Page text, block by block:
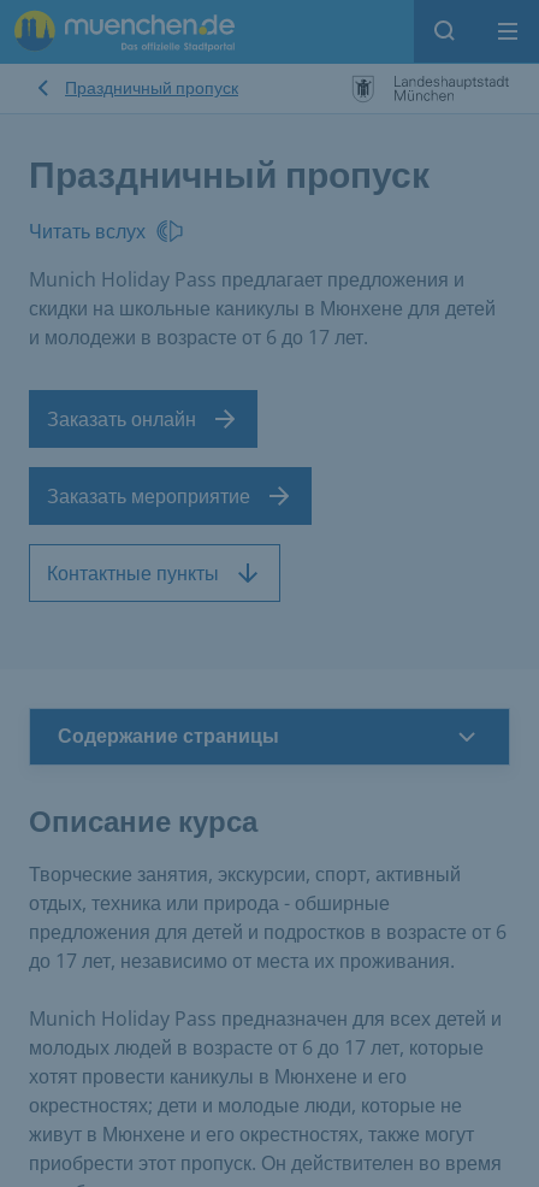
Open
Праздничный пропуск
Праздничный пропуск
Читать вслух
Munich Holiday Pass предлагает предложения и
скидки на школьные каникулы в Мюнхене для детей
и молодежи в возрасте от 6 до 17 лет.
Заказать онлайн
Заказать мероприятие
Контактные пункты
Содержание страницы
Описание курса
Творческие занятия, экскурсии, спорт, активный
отдых, техника или природа - обширные
предложения для детей и подростков в возрасте от 6
до 17 лет, независимо от места их проживания.
Munich Holiday Pass предназначен для всех детей и
молодых людей в возрасте от 6 до 17 лет, которые
хотят провести каникулы в Мюнхене и его
окрестностях; дети и молодые люди, которые не
живут в Мюнхене и его окрестностях, также могут
приобрести этот пропуск. Он действителен во время